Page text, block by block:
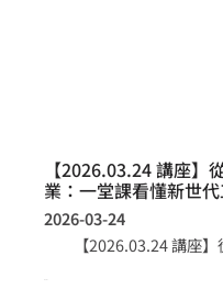
【2026.03.24 講座】
業：一堂課看懂新世
2026-03-24
【2026.03.24 講座】